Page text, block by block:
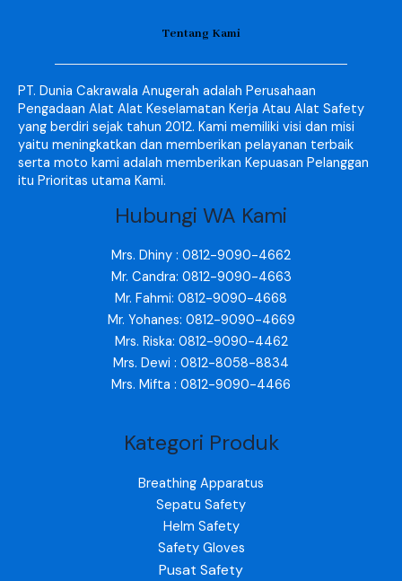
Tentang Kami
PT. Dunia Cakrawala Anugerah adalah Perusahaan
Pengadaan Alat Alat Keselamatan Kerja Atau Alat Safety
yang berdiri sejak tahun 2012. Kami memiliki visi dan misi
yaitu meningkatkan dan memberikan pelayanan terbaik
serta moto kami adalah memberikan Kepuasan Pelanggan
itu Prioritas utama Kami.
Hubungi WA Kami
Mrs. Dhiny : 0812-9090-4662
Mr. Candra: 0812-9090-4663
Mr. Fahmi: 0812-9090-4668
Mr. Yohanes: 0812-9090-4669
Mrs. Riska: 0812-9090-4462
Mrs. Dewi : 0812-8058-8834
Mrs. Mifta : 0812-9090-4466
Kategori Produk
Breathing Apparatus
Sepatu Safety
Helm Safety
Safety Gloves
Pusat Safety